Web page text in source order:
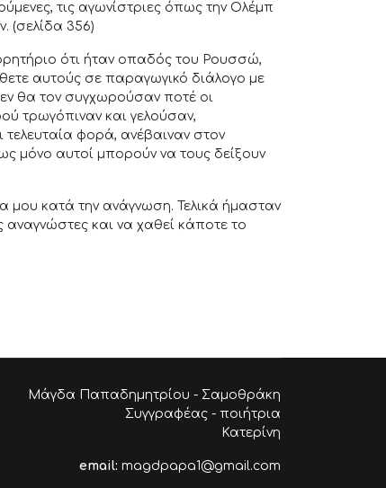
τις αγωνίστριες όπως την Ολέμπ
(σελίδα 356)
ότι ήταν οπαδός του Ρουσσώ,
αυτούς σε παραγωγικό διάλογο με
θα τον συγχωρούσαν ποτέ οι
τρωγόπιναν και γελούσαν,
φορά, ανέβαιναν στον
μόνο αυτοί μπορούν να τους δείξουν
μου κατά την ανάγνωση. Τελικά ήμασταν
αναγνώστες και να χαθεί κάποτε το
Μάγδα Παπαδημητρίου - Σαμοθράκη
Συγγραφέας - ποιήτρια
Κατερίνη
email: magdpapa1@gmail.com